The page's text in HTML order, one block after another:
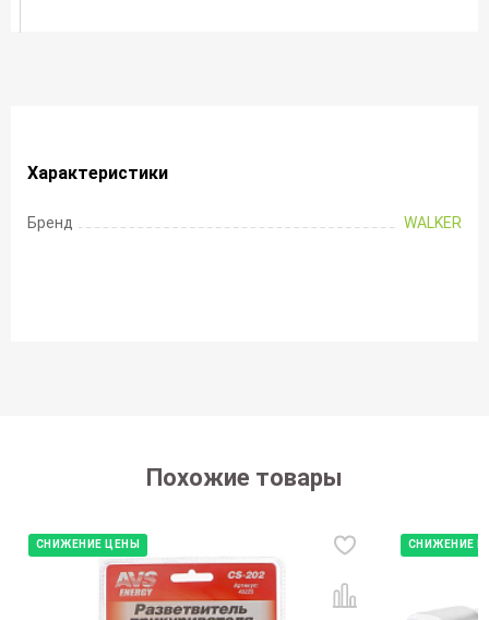
Характеристики
Бренд WALKER
Похожие товары
СНИЖЕНИЕ ЦЕНЫ СНИЖЕНИЕ